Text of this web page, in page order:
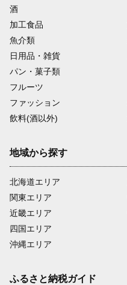
酒
加工食品
魚介類
日用品・雑貨
パン・菓子類
フルーツ
ファッション
飲料(酒以外)
地域から探す
北海道エリア
関東エリア
近畿エリア
四国エリア
沖縄エリア
ふるさと納税ガイド